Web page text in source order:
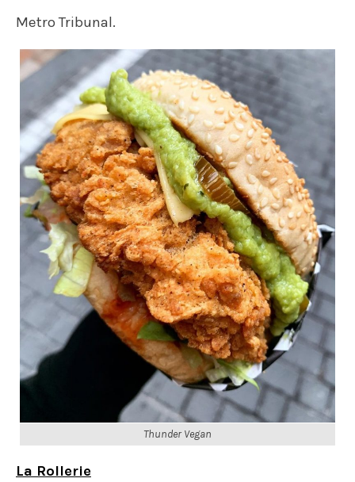
Thunder Vegan
La Rollerie
Esta franquicia está especializada en desayunos
y meriendas. En madrid tienen 5 locales en los
que poder pedir varias propuestas vegetarianas
y alguna vegana.
Su hamburguesa vegana lleva quinoa y frijoles
con rúcula, tomate y cebolla caramelizada.
¿Ganas de probarla?.
Varias localizaciones.